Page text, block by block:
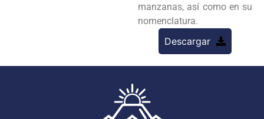
manzanas, así como en su
nomenclatura.
Descargar